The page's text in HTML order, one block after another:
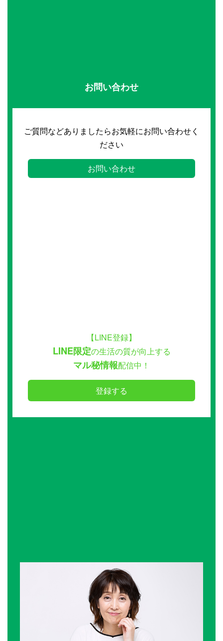
お問い合わせ
ご質問などありましたらお気軽にお問い合わせく
ださい
お問い合わせ
【LINE登録】
LINE限定の生活の質が向上する
マル秘情報配信中！
登録する